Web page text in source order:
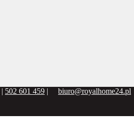
| 502 601 459 | biuro@royalhome24.pl